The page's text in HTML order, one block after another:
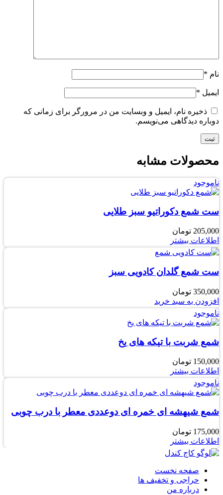
نام *
ایمیل *
ذخیره نام، ایمیل و وبسایت من در مرورگر برای زمانی که
دوباره دیدگاهی می‌نویسم.
محصولات مشابه
ناموجود
ست شمع دکوراتیو سبز طلایی
205,000 تومان
اطلاعات بیشتر
ست شمع گلدان کادویی سبز
350,000 تومان
افزودن به سبد خرید
ناموجود
شمع شربت با تیکه های یخ
150,000 تومان
اطلاعات بیشتر
ناموجود
شمع شیهشه ای خمره ای دوعددی معطر با درب چوبی
175,000 تومان
اطلاعات بیشتر
صفحه نخست
حراجی و تخفیف ها
درباره من